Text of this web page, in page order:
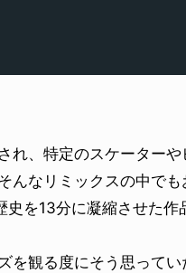
れ、特定のスケーターや
んなリミックスの中で
を13分に凝縮させた作
観る度にそう思ってい